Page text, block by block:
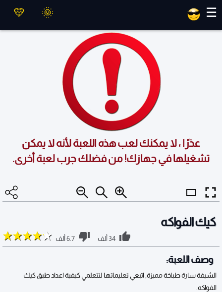
☰
عذرًا ، لا يمكنك لعب هذه اللعبة لأنه لا يمكن
تشغيلها في جهازك! من فضلك جرب لعبة أخرى.
كيك الفواكه
34 ألف 6.7 ألف
وصف اللعبة:
الشيفة سارة طباخة مميزة, اتبعي تعليماتها لتتعلمي كيفية اعداد طبق كيك
الفواكه.